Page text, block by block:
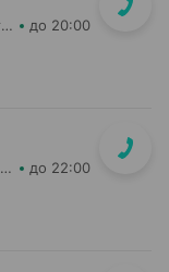
Siberian Wellness Сибвалио-Бел ИООО Аптека №1 до 20:00
Альфа-аптека Аленфарм-Плюс ОДО Аптека №14 до 22:00